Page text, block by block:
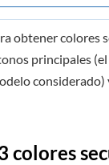
obtener colores
principales
considerado)
colores